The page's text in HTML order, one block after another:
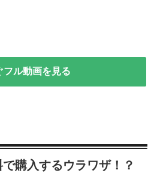
フル動画を見る
購入するウラワザ！？